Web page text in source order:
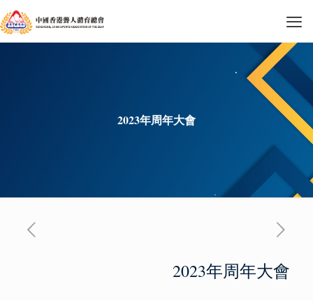
2023年周年大會
2023年周年大會